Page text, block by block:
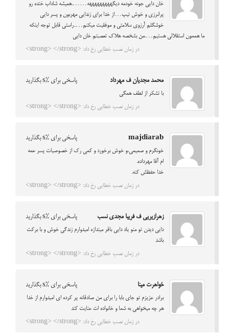
خان دایی جونه خودمه دیگهههههههههه…….همیشه شاداب خنده رو
پرانرزی و خوش تیپ…از خدا برای زندایی مهربون و پسر دایی
خوشگلم آرزوی سلامتی و موفقیت میکنم…..راستی قابل توجه اینکه
ما هممون استقلالی هستیم….من بشخصه هلاک تعصبتم خان دایی
در زمان نصب خطایی رخ داد: <strong> </strong>
محمد مجدیان ف مهرداد پاسخی برای %s بگذارید
با تشکر از لطف همگی
در زمان نصب خطایی رخ داد: <strong> </strong>
majdiarab پاسخی برای %s بگذارید
خونگرم و صمیمی،و خوش برخورد و کمی رک از خصوصیات پسر عمه
ام آقا مهرداده.
خدا حفظش کنه.
در زمان نصب خطایی رخ داد: <strong> </strong>
زهرازیریی ف فریبا مجدی نسب پاسخی برای %s بگذارید
دایی دیدن تو منو یاد دایی باقر میندازه امیدوارم زندگی خوش و با برکت
باشد
در زمان نصب خطایی رخ داد: <strong> </strong>
خواهرت مینا پاسخی برای %s بگذارید
برادر عزیزم تو جای بابا را برای من صادقانه پر کرده ای امیدوارم از خدا
هر چه میخواهی به شما و خانواده ات عنایت کند
در زمان نصب خطایی رخ داد: <strong> </strong>